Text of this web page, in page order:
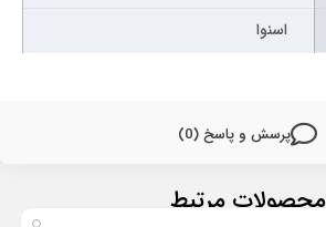
پرسش و پاسخ (0)
اسنوا
محصولات مرتبط